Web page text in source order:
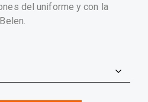
del uniforme y con la